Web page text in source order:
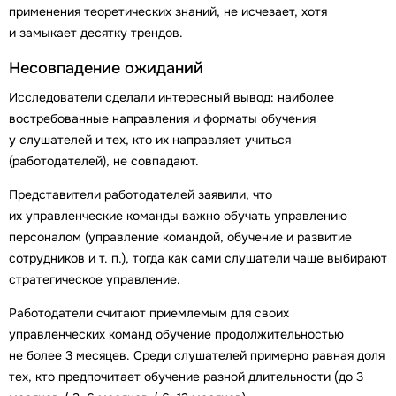
применения теоретических знаний, не исчезает, хотя
и замыкает десятку трендов.
Несовпадение ожиданий
Исследователи сделали интересный вывод: наиболее
востребованные направления и форматы обучения
у слушателей и тех, кто их направляет учиться
(работодателей), не совпадают.
Представители работодателей заявили, что
их управленческие команды важно обучать управлению
персоналом (управление командой, обучение и развитие
сотрудников и т. п.), тогда как сами слушатели чаще выбирают
стратегическое управление.
Работодатели считают приемлемым для своих
управленческих команд обучение продолжительностью
не более 3 месяцев. Среди слушателей примерно равная доля
тех, кто предпочитает обучение разной длительности (до 3